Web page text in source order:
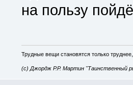
на пользу
Трудные вещи становятся только
(с) Джордж Р.Р. Мартин "Таинственный